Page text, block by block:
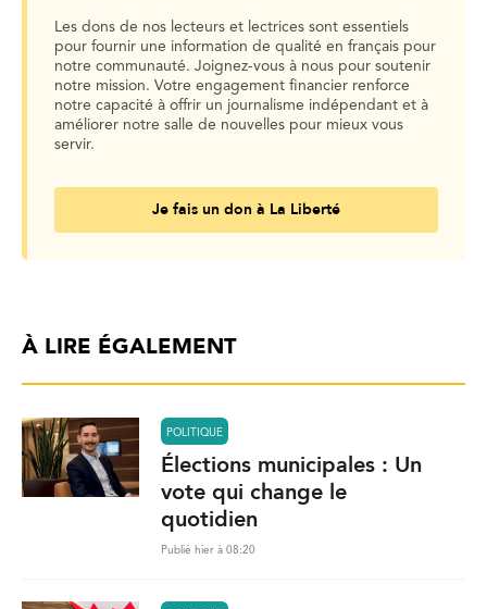
Les dons de nos lecteurs et lectrices sont essentiels
pour fournir une information de qualité en français pour
notre communauté. Joignez-vous à nous pour soutenir
notre mission. Votre engagement financier renforce
notre capacité à offrir un journalisme indépendant et à
améliorer notre salle de nouvelles pour mieux vous
servir.
Je fais un don à La Liberté
À LIRE ÉGALEMENT
POLITIQUE
Élections municipales : Un
vote qui change le
quotidien
Publié hier à 08:20